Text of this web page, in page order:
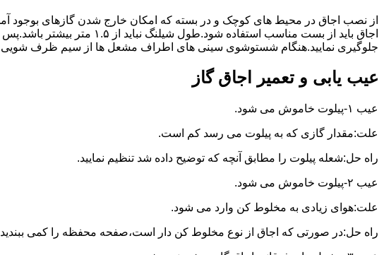
از نصب اجاق در محیط های کوچک و در بسته که امکان خارج شدن گازهای بوجود
اجاق باید از بست مناسب
جلوگیری نمایید.هنگام شستوشوی سینی های اطراف مشعل ها از سیم ظرف شویی
عیب یابی و تعمیر اجاق گاز
عیب ۱-پیلوت خاموش می شود.
علت:مقدار گازی که به پیلوت می رسد کم است.
راه حل:شعله پیلوت را مطابق آنچه که توضیح داده شد تنظیم نمایید.
عیب ۲-پیلوت خاموش می شود.
علت:هوای زیادی به مخلوط کن وارد می شود.
راه حل:در صورتی که اجاق از نوع مخلوط کن دار است،صفحه محفظه را کمی